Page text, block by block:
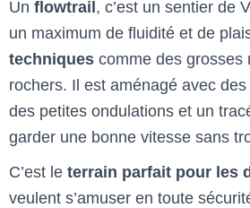
Un flowtrail, c’est un sentier de
un maximum de fluidité et de
techniques comme des grosses
rochers. Il est aménagé avec
des petites ondulations et un
garder une bonne vitesse sans
C’est le terrain parfait pour les
veulent s’amuser en toute